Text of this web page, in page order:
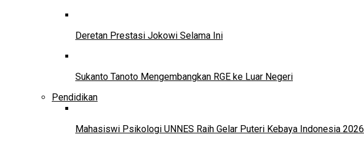
Deretan Prestasi Jokowi Selama Ini
Sukanto Tanoto Mengembangkan RGE ke Luar Negeri
Pendidikan
Mahasiswi Psikologi UNNES Raih Gelar Puteri Kebaya Indonesia 2026